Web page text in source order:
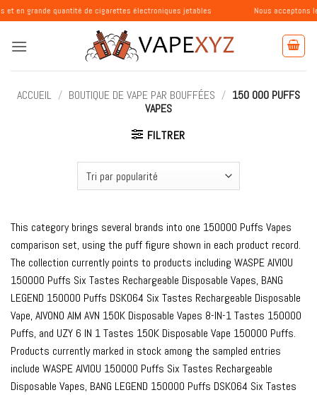
Passer
au
contenu
quantité de cigarettes électroniques jetables Nous acceptons les
ACCUEIL / BOUTIQUE DE VAPE PAR BOUFFÉES / 150 000 PUFFS
VAPES
FILTRER
This category brings several brands into one 150000 Puffs Vapes
comparison set, using the puff figure shown in each product record.
The collection currently points to products including WASPE AIVIOU
150000 Puffs Six Tastes Rechargeable Disposable Vapes, BANG
LEGEND 150000 Puffs DSK064 Six Tastes Rechargeable Disposable
Vape, AIVONO AIM AVN 150K Disposable Vapes 8-IN-1 Tastes 150000
Puffs, and UZY 6 IN 1 Tastes 150K Disposable Vape 150000 Puffs.
Products currently marked in stock among the sampled entries
include WASPE AIVIOU 150000 Puffs Six Tastes Rechargeable
Disposable Vapes, BANG LEGEND 150000 Puffs DSK064 Six Tastes